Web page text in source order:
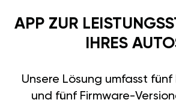
APP ZUR
IHRES
Unsere Lösung umfasst
und fünf Firmware-